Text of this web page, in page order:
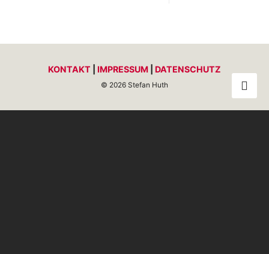
KONTAKT IMPRESSUM DATENSCHUTZ
© 2026 Stefan Huth